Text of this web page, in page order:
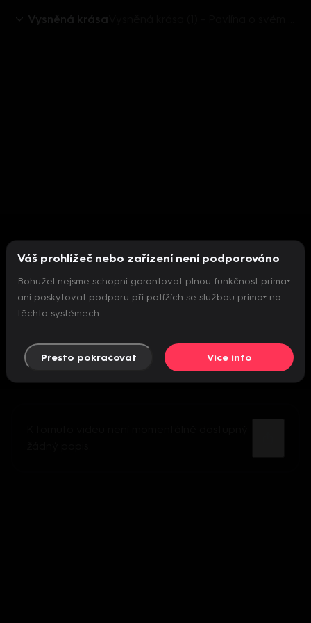
Vysněná krása
Nepodařilo se inicializovat přehrávač
Váš prohlížeč nebo zařízení není podporováno
Bohužel nejsme schopni garantovat plnou funkčnost prima+
ani poskytovat podporu při potížích se službou prima+ na
těchto systémech.
Přesto pokračovat Více info